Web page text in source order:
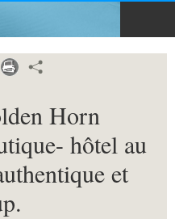
Horn
hôtel au
et